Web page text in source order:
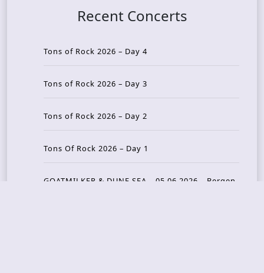
Recent Concerts
Tons of Rock 2026 – Day 4
Tons of Rock 2026 – Day 3
Tons of Rock 2026 – Day 2
Tons Of Rock 2026 – Day 1
GOATMILKER & DUNE SEA – 05.06.2026 – Bergen,